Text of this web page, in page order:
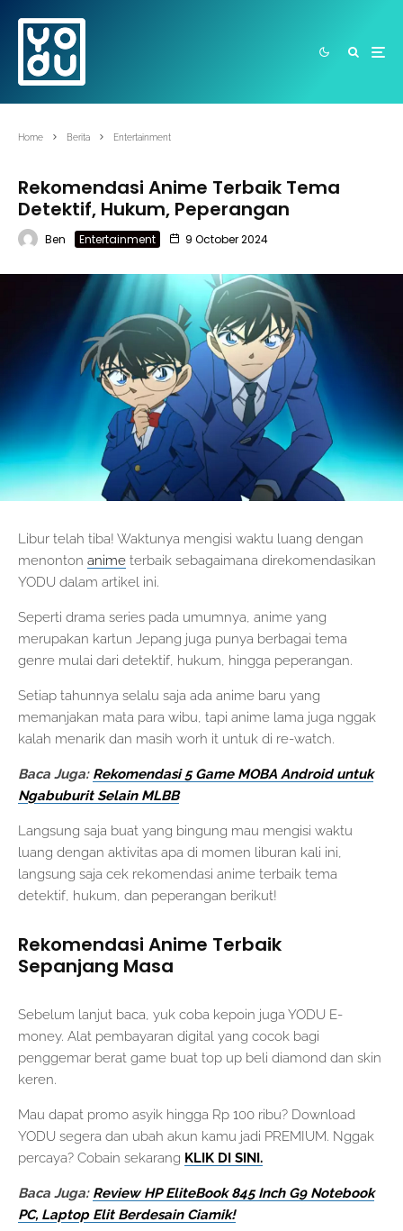
Home Berita Entertainment
Rekomendasi Anime Terbaik Tema
Detektif, Hukum, Peperangan
Ben Entertainment 9 October 2024
Libur telah tiba! Waktunya mengisi waktu luang dengan
menonton anime terbaik sebagaimana direkomendasikan
YODU dalam artikel ini.
Seperti drama series pada umumnya, anime yang
merupakan kartun Jepang juga punya berbagai tema
genre mulai dari detektif, hukum, hingga peperangan.
Setiap tahunnya selalu saja ada anime baru yang
memanjakan mata para wibu, tapi anime lama juga nggak
kalah menarik dan masih worh it untuk di re-watch.
Baca Juga: Rekomendasi 5 Game MOBA Android untuk
Ngabuburit Selain MLBB
Langsung saja buat yang bingung mau mengisi waktu
luang dengan aktivitas apa di momen liburan kali ini,
langsung saja cek rekomendasi anime terbaik tema
detektif, hukum, dan peperangan berikut!
Rekomendasi Anime Terbaik
Sepanjang Masa
Sebelum lanjut baca, yuk coba kepoin juga YODU E-
money. Alat pembayaran digital yang cocok bagi
penggemar berat game buat top up beli diamond dan skin
keren.
Mau dapat promo asyik hingga Rp 100 ribu? Download
YODU segera dan ubah akun kamu jadi PREMIUM. Nggak
percaya? Cobain sekarang KLIK DI SINI.
Baca Juga: Review HP EliteBook 845 Inch G9 Notebook
PC, Laptop Elit Berdesain Ciamik!